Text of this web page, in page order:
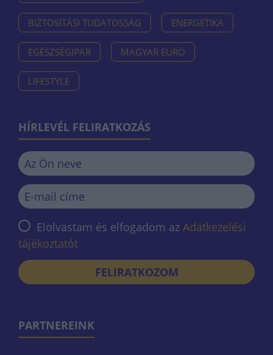
BIZTOSÍTÁSI TUDATOSSÁG ENERGETIKA
EGÉSZSÉGIPAR MAGYAR EURÓ
LIFESTYLE
HÍRLEVÉL FELIRATKOZÁS
Elolvastam és elfogadom az Adatkezelési
tájékoztatót
FELIRATKOZOM
PARTNEREINK